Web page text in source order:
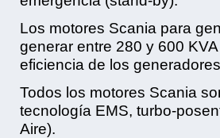
Los motores Scania para
generar entre 280 y 600
eficiencia de los
Todos los motores Scania
tecnología EMS, turbo-
Aire).